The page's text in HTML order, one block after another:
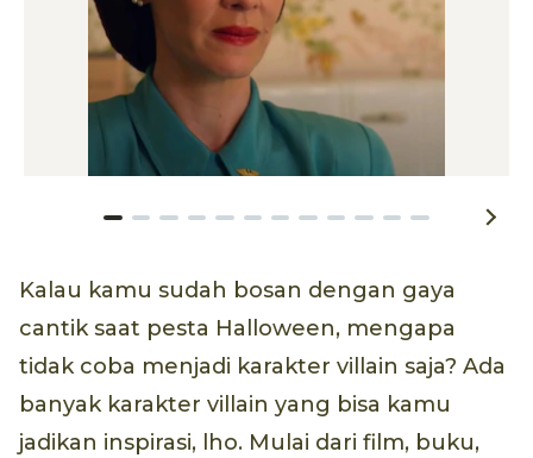
Kalau kamu sudah bosan dengan gaya
cantik saat pesta Halloween, mengapa
tidak coba menjadi karakter villain saja? Ada
banyak karakter villain yang bisa kamu
jadikan inspirasi, lho. Mulai dari film, buku,